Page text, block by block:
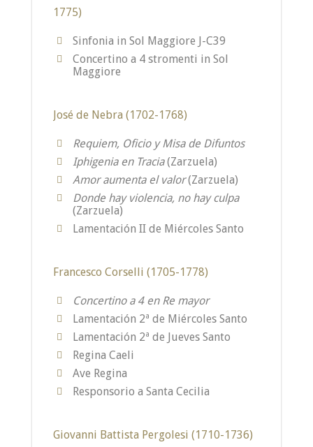
1775)
Sinfonia in Sol Maggiore J-C39
Concertino a 4 stromenti in Sol
Maggiore
José de Nebra (1702-1768)
Requiem, Oficio y Misa de Difuntos
Iphigenia en Tracia(Zarzuela)
Amor aumenta el valor (Zarzuela)
Donde hay violencia, no hay culpa
(Zarzuela)
Lamentación II de Miércoles Santo
Francesco Corselli (1705-1778)
Concertino a 4 en Re mayor
Lamentación 2ª de Miércoles Santo
Lamentación 2ª de Jueves Santo
Regina Caeli
Ave Regina
Responsorio a Santa Cecilia
Giovanni Battista Pergolesi (1710-1736)